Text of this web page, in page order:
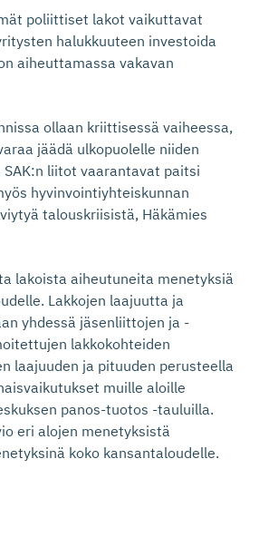
poliittiset lakot vaikuttavat
halukkuuteen investoida
aiheuttamassa vakavan
ollaan kriittisessä vaiheessa,
jäädä ulkopuolelle niiden
liitot vaarantavat paitsi
hyvinvointiyhteiskunnan
talouskriisistä, Häkämies
lakoista aiheutuneita menetyksiä
Lakkojen laajuutta ja
yhdessä jäsenliittojen ja -
lakkokohteiden
laajuuden ja pituuden perusteella
muille aloille
panos-tuotos -tauluilla.
eri alojen menetyksistä
koko kansantaloudelle.